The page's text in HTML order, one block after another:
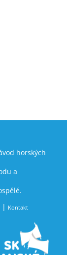
horských
a
Kontakt